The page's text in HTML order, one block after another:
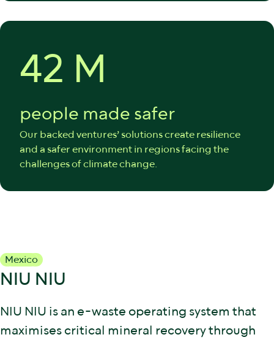
42 M
people made safer
Our backed ventures’ solutions create resilience
and a safer environment in regions facing the
challenges of climate change.
Mexico
NIU NIU
NIU NIU is an e-waste operating system that
maximises critical mineral recovery through